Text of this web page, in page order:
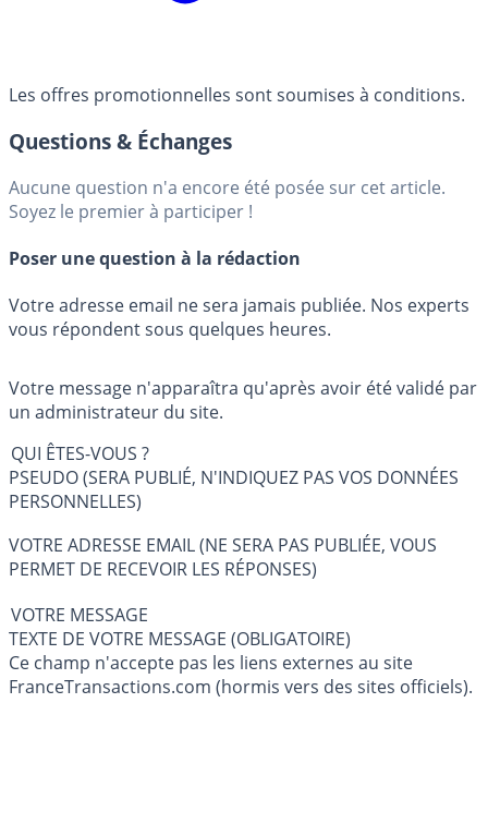
Les offres promotionnelles sont soumises à conditions.
Questions & Échanges
Aucune question n'a encore été posée sur cet article.
Soyez le premier à participer !
Poser une question à la rédaction
Votre adresse email ne sera jamais publiée. Nos experts
vous répondent sous quelques heures.
Votre message n'apparaîtra qu'après avoir été validé par
un administrateur du site.
QUI ÊTES-VOUS ?
PSEUDO (SERA PUBLIÉ, N'INDIQUEZ PAS VOS DONNÉES
PERSONNELLES)
VOTRE ADRESSE EMAIL (NE SERA PAS PUBLIÉE, VOUS
PERMET DE RECEVOIR LES RÉPONSES)
VOTRE MESSAGE
TEXTE DE VOTRE MESSAGE (OBLIGATOIRE)
Ce champ n'accepte pas les liens externes au site
FranceTransactions.com (hormis vers des sites officiels).